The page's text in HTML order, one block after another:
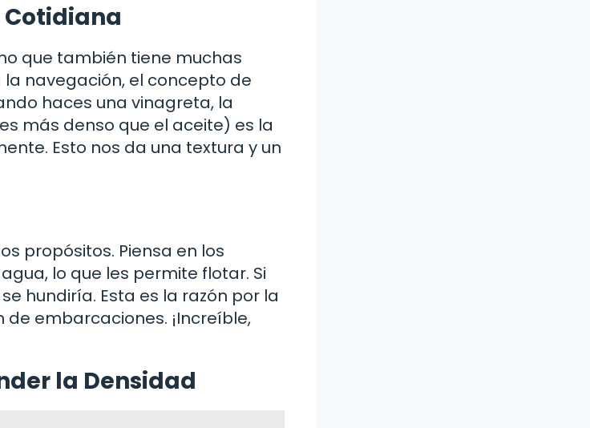
Cotidiana
que también tiene muchas
navegación, el concepto de
haces una vinagreta, la
más denso que el aceite) es la
Esto nos da una textura y un
propósitos. Piensa en los
lo que les permite flotar. Si
hundiría. Esta es la razón por la
embarcaciones. ¡Increíble,
la Densidad